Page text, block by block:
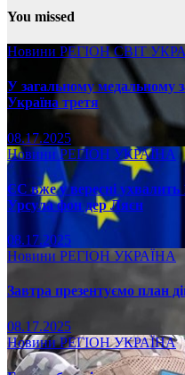
You missed
Новини РЕГІОНСВІТ
У загальному медальному
Україна третя
08.17.2025
НовиниРЕГІОН УКРАЇНА
ЄС вже у вересні
Урсула фон дер Ляєн
08.17.2025
Новини РЕГІОН УКРАЇНА
Завтра презентуємо план
08.17.2025
НовиниРЕГІОНУКРАЇНА